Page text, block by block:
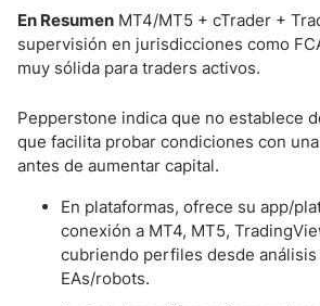
En Resumen MT4/MT5 + cTrader +
supervisión en jurisdicciones como
muy sólida para traders activos.
Pepperstone indica que no establece
que facilita probar condiciones con
antes de aumentar capital.
En plataformas, ofrece su app/
conexión a MT4, MT5,
cubriendo perfiles desde
EAs/robots.